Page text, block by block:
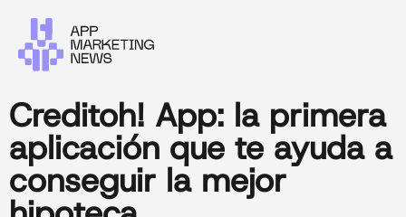
Creditoh! App: la primera
aplicación que te ayuda a
conseguir la mejor